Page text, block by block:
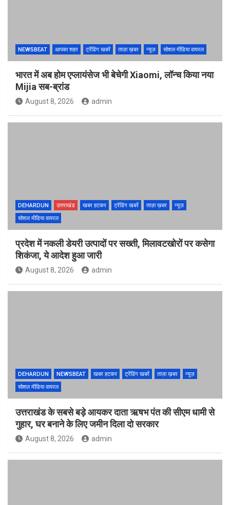
NEWSBEAT आपका शहर ट्रेंडिंग खबरें ताज़ा ख़बर न्यूज़ सोशल मीडिया वायरल
भारत में अब होम एप्लायंसेज भी बेचेगी Xiaomi, लॉन्च किया नया
Mijia सब-ब्रांड
August 8, 2026 admin
DEHARDUN उत्तराखंड खबर हटकर ट्रेंडिंग खबरें ताज़ा ख़बर
न्यूज़
सोशल मीडिया वायरल
प्रदेश में नकली डेयरी उत्पादों पर सख्ती, मिलावटखोरों पर कसेगा
शिकंजा, ये आदेश हुआ जारी
August 8, 2026 admin
DEHARDUN NEWSBEAT खबर हटकर ट्रेंडिंग खबरें ताज़ा ख़बर
न्यूज़
सोशल मीडिया वायरल
उत्तराखंड के सबसे बड़े आयकर दाता ऋषभ पंत की सीएम धामी से
गुहार, घर बनाने के लिए जमीन दिला दो सरकार
August 8, 2026 admin